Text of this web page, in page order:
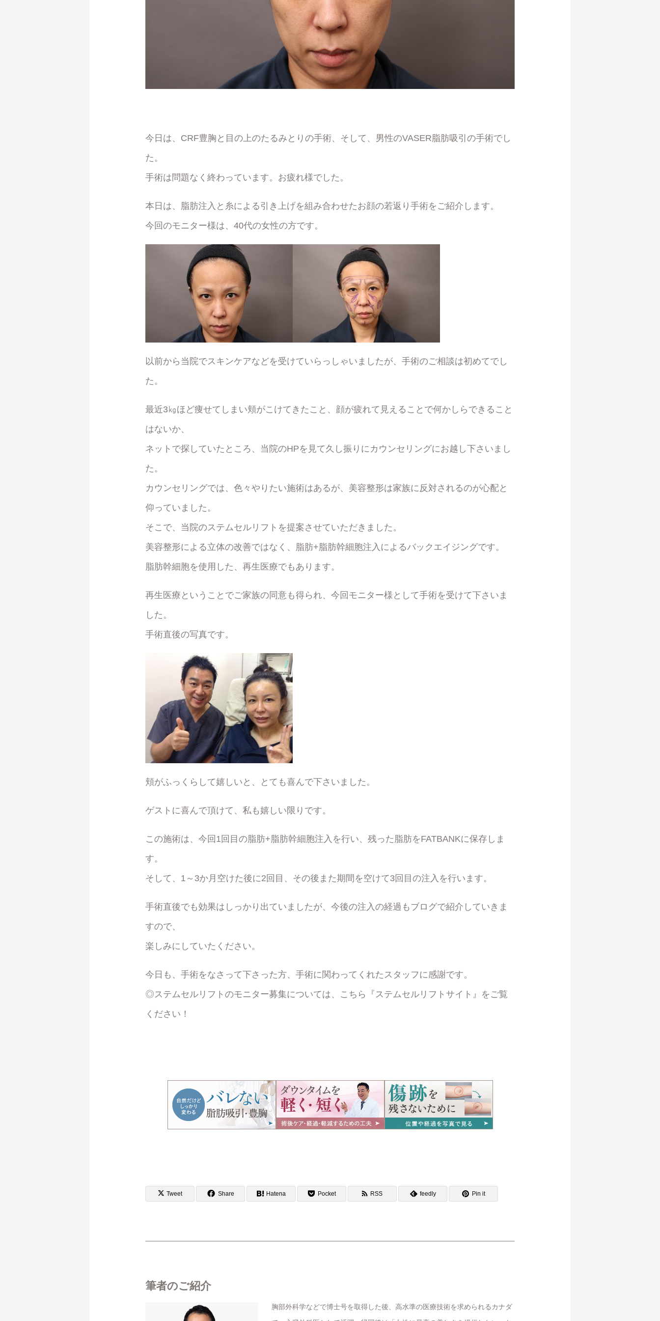
今日は、CRF豊胸と目の上のたるみとりの手術、そして、男性のVASER脂肪吸引の手術でし
た。
手術は問題なく終わっています。お疲れ様でした。
本日は、脂肪注入と糸による引き上げを組み合わせたお顔の若返り手術をご紹介します。
今回のモニター様は、40代の女性の方です。
以前から当院でスキンケアなどを受けていらっしゃいましたが、手術のご相談は初めてでし
た。
最近3㎏ほど痩せてしまい頬がこけてきたこと、顔が疲れて見えることで何かしらできること
はないか、
ネットで探していたところ、当院のHPを見て久し振りにカウンセリングにお越し下さいまし
た。
カウンセリングでは、色々やりたい施術はあるが、美容整形は家族に反対されるのが心配と
仰っていました。
そこで、当院のステムセルリフトを提案させていただきました。
美容整形による立体の改善ではなく、脂肪+脂肪幹細胞注入によるバックエイジングです。
脂肪幹細胞を使用した、再生医療でもあります。
再生医療ということでご家族の同意も得られ、今回モニター様として手術を受けて下さいま
した。
手術直後の写真です。
頬がふっくらして嬉しいと、とても喜んで下さいました。
ゲストに喜んで頂けて、私も嬉しい限りです。
この施術は、今回1回目の脂肪+脂肪幹細胞注入を行い、残った脂肪をFATBANKに保存しま
す。
そして、1～3か月空けた後に2回目、その後また期間を空けて3回目の注入を行います。
手術直後でも効果はしっかり出ていましたが、今後の注入の経過もブログで紹介していきま
すので、
楽しみにしていたください。
今日も、手術をなさって下さった方、手術に関わってくれたスタッフに感謝です。
◎ステムセルリフトのモニター募集については、こちら『ステムセルリフトサイト 』をご覧
ください！
Tweet Share Hatena Pocket RSS feedly Pin it
筆者のご紹介
胸部外科学などで博士号を取得した後、高水準の医療技術を求められるカナダ